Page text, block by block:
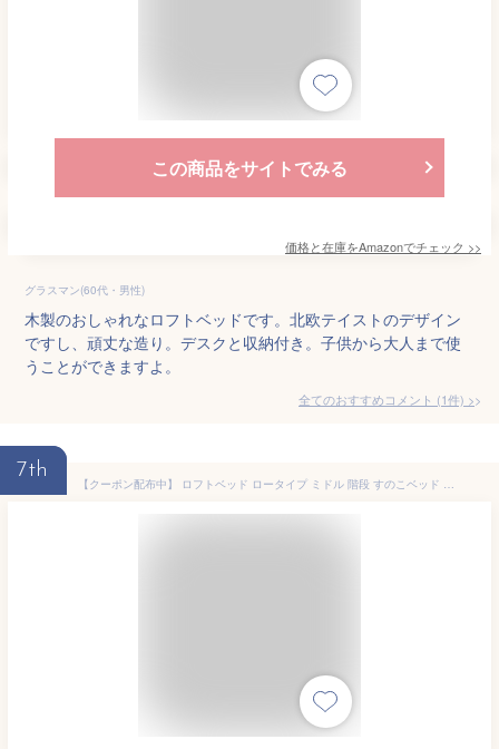
この商品をサイトでみる
価格と在庫をAmazonでチェック >>
グラスマン(60代・男性)
木製のおしゃれなロフトベッドです。北欧テイストのデザイン
ですし、頑丈な造り。デスクと収納付き。子供から大人まで使
うことができますよ。
全てのおすすめコメント (1件) >
7th
【クーポン配布中】 ロフトベッド ロータイプ ミドル 階段 すのこベッド シングル ベッドフレーム すのこ 木製 シンプル 宮付 コンセント付 耐荷重180kg ベット 子供 大人 おしゃれ シンプル 北欧 モダン ロフトベッド BELIALE(ベリアル) ロータイプ シングル フレーム単品